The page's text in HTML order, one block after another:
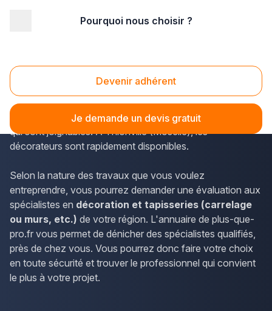
Pourquoi nous choisir ?
Devenir adhérent
Je demande un devis gratuit
Décoration - tapisserie Thionville (57100)
L'annuaire de plus-que-pro.fr permet de trouver les
informations de contact des professionnels de la Lorraine
qui sont joignables. À Thionville (Moselle), les
décorateurs sont rapidement disponibles.
Selon la nature des travaux que vous voulez
entreprendre, vous pourrez demander une évaluation aux
spécialistes en décoration et tapisseries (carrelage
ou murs, etc.) de votre région. L'annuaire de plus-que-
pro.fr vous permet de dénicher des spécialistes qualifiés,
près de chez vous. Vous pourrez donc faire votre choix
en toute sécurité et trouver le professionnel qui convient
le plus à votre projet.